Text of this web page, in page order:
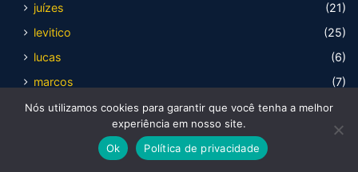
juízes
(21)
levitico
(25)
lucas
(6)
marcos
(7)
mateus
(11)
(1)
Nós utilizamos cookies para garantir que você tenha a melhor
experiência em nosso site.
Ok
Política de privacidade